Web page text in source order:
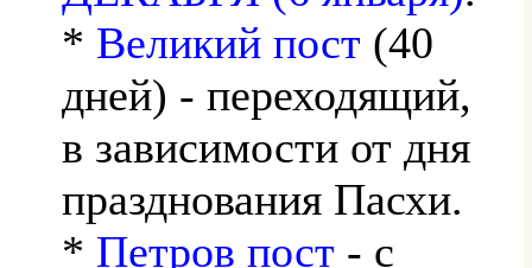
* Великий пост (40
дней) - переходящий,
в зависимости от дня
празднования Пасхи.
* Петров пост - с